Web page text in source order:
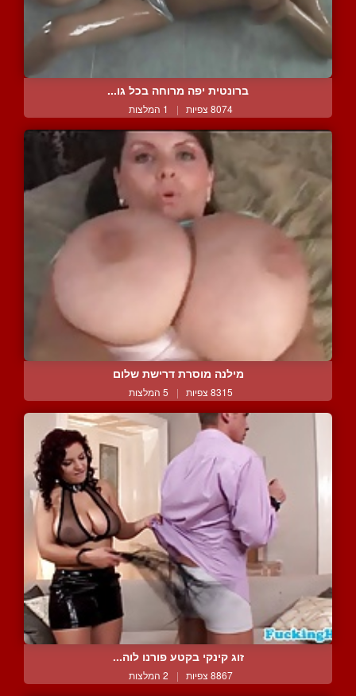
ברונטית יפה מרוחה בכל גו...
8074 צפיות | 1 המלצות
מילנה מוסרת דרישת שלום
8315 צפיות | 5 המלצות
זוג קינקי בקטע פורנו לוה...
8867 צפיות | 2 המלצות